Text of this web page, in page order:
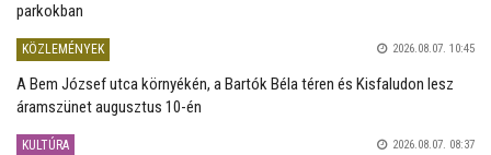
parkokban
KÖZLEMÉNYEK 2026.08.07. 10:45
A Bem József utca környékén, a Bartók Béla téren és Kisfaludon lesz
áramszünet augusztus 10-én
KULTÚRA 2026.08.07. 08:37